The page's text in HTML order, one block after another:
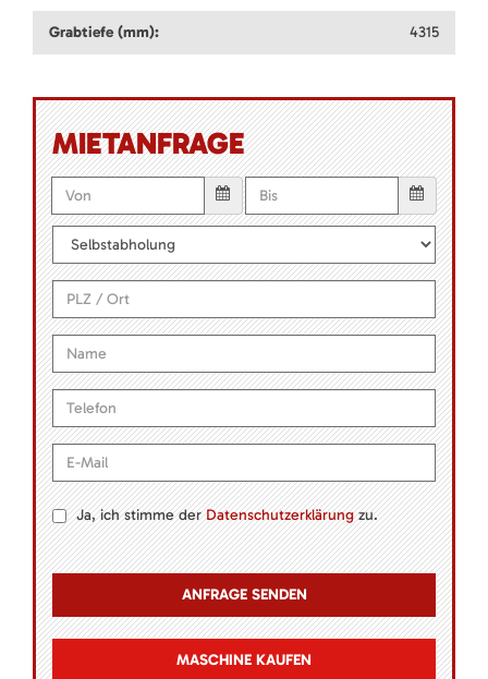
Grabtiefe (mm): 4315
MIETANFRAGE
Ja, ich stimme derDatenschutzerklärungzu.
MASCHINE KAUFEN